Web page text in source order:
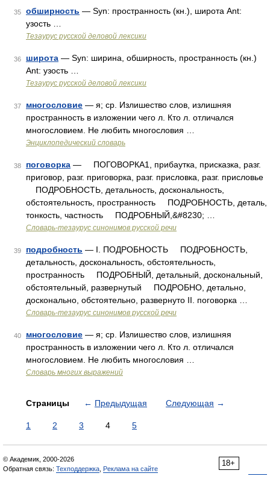
35 обширность — Syn: пространность (кн.), широта Ant:
узость …
Тезаурус русской деловой лексики
36 широта — Syn: ширина, обширность, пространность (кн.)
Ant: узость …
Тезаурус русской деловой лексики
37 многословие — я; ср. Излишество слов, излишняя
пространность в изложении чего л. Кто л. отличался
многословием. Не любить многословия …
Энциклопедический словарь
38 поговорка — ПОГОВОРКА1, прибаутка, присказка, разг.
приговор, разг. приговорка, разг. присловка, разг. присловье
ПОДРОБНОСТЬ, детальность, доскональность,
обстоятельность, пространность ПОДРОБНОСТЬ, деталь,
тонкость, частность ПОДРОБНЫЙ,&#8230; …
Словарь-тезаурус синонимов русской речи
39 подробность — I. ПОДРОБНОСТЬ ПОДРОБНОСТЬ,
детальность, доскональность, обстоятельность,
пространность ПОДРОБНЫЙ, детальный, доскональный,
обстоятельный, развернутый ПОДРОБНО, детально,
досконально, обстоятельно, развернуто II. поговорка …
Словарь-тезаурус синонимов русской речи
40 многословие — я; ср. Излишество слов, излишняя
пространность в изложении чего л. Кто л. отличался
многословием. Не любить многословия …
Словарь многих выражений
Страницы ← Предыдущая Следующая →
1 2 3 4 5
18+
© Академик, 2000-2026
Обратная связь: Техподдержка Реклама на сайте